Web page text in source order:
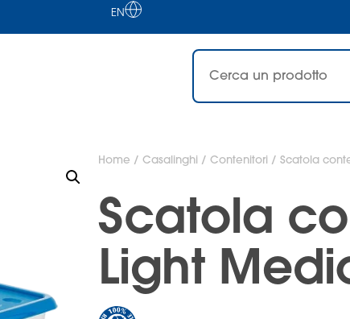
EN
Home / Casalinghi / Contenitori / Scatola
Scatola
Light